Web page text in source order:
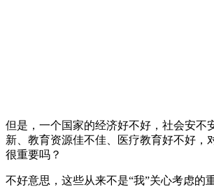
但是，一个国家的经济好不好，社会安不
新、教育资源佳不佳、医疗教育好不好，
很重要吗？
不好意思，这些从来不是“我”关心考虑的